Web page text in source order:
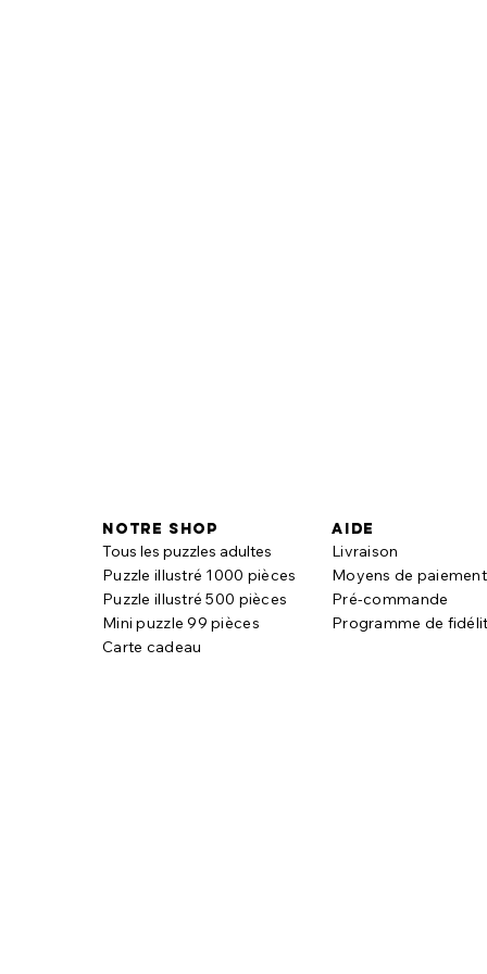
Notre shop
Tous les puzzles adultes
Puzzle illustré 1000 pièces
Puzzle illustré 500 pièces
Mini puzzle 99 pièces
Carte cadeau
aide
Livraison
Moyens de paiement
Pré-commande
Programme de